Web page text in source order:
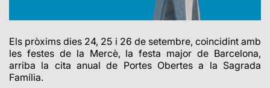
Els pròxims dies 24, 25 i 26 de setembre, coincidint amb
les festes de la Mercè, la festa major de Barcelona,
arriba la cita anual de Portes Obertes a la Sagrada
Família.